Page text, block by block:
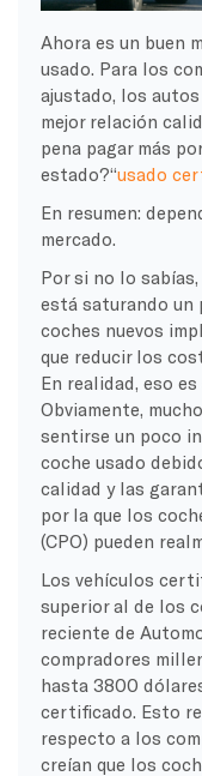
Ahora es un buen
usado. Para los
ajustado, los
mejor relación
pena pagar más
estado?“usado
En resumen:
mercado.
Por si no lo
está saturando un
coches nuevos
que reducir los
En realidad, eso
Obviamente,
sentirse un poco
coche usado
calidad y las
por la que los
(CPO) pueden
Los vehículos
superior al de los
reciente de
compradores
hasta 3800
certificado. Esto
respecto a los
creían que los